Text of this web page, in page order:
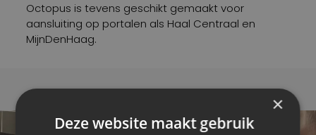
Octopus is tevens geschikt gemaakt voor
aansluiting op portalen als Haal Centraal en
MijnDenHaag.
×
Deze website maakt gebruik